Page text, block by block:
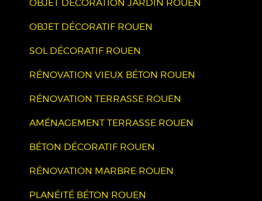
OBJET DÉCORATION JARDIN ROUEN
OBJET DÉCORATIF ROUEN
SOL DÉCORATIF ROUEN
RÉNOVATION VIEUX BÉTON ROUEN
RÉNOVATION TERRASSE ROUEN
AMÉNAGEMENT TERRASSE ROUEN
BÉTON DÉCORATIF ROUEN
RÉNOVATION MARBRE ROUEN
PLANÉITÉ BÉTON ROUEN